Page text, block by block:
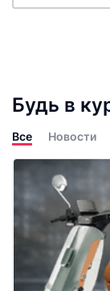
Будь в
Все Новости